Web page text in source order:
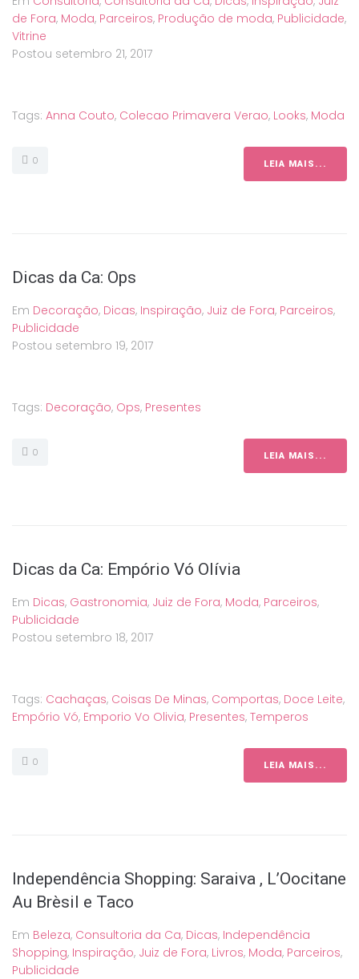
de Fora, Moda, Parceiros, Produção de moda, Publicidade,
Vitrine
Postou setembro 21, 2017
Tags: Anna Couto, Colecao Primavera Verao, Looks, Moda
0 LEIA MAIS...
Dicas da Ca: Ops
Em Decoração, Dicas, Inspiração, Juiz de Fora, Parceiros,
Publicidade
Postou setembro 19, 2017
Tags: Decoração, Ops, Presentes
0 LEIA MAIS...
Dicas da Ca: Empório Vó Olívia
Em Dicas, Gastronomia, Juiz de Fora, Moda, Parceiros,
Publicidade
Postou setembro 18, 2017
Tags: Cachaças, Coisas De Minas, Comportas, Doce Leite,
Empório Vó, Emporio Vo Olivia, Presentes, Temperos
0 LEIA MAIS...
Independência Shopping: Saraiva , L’Oocitane
Au Brèsil e Taco
Em Beleza, Consultoria da Ca, Dicas, Independência
Shopping, Inspiração, Juiz de Fora, Livros, Moda, Parceiros,
Publicidade